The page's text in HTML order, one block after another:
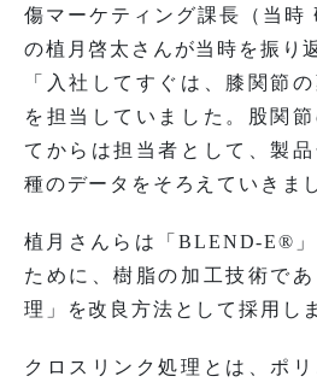
傷マーケティング課長（当時
の植月啓太さんが当時を振り
「入社してすぐは、膝関節
を担当していました。股関
てからは担当者として、製
種のデータをそろえていきま
植月さんらは「BLEND-E®
ために、樹脂の加工技術で
理」を改良方法として採用し
クロスリンク処理とは、ポ